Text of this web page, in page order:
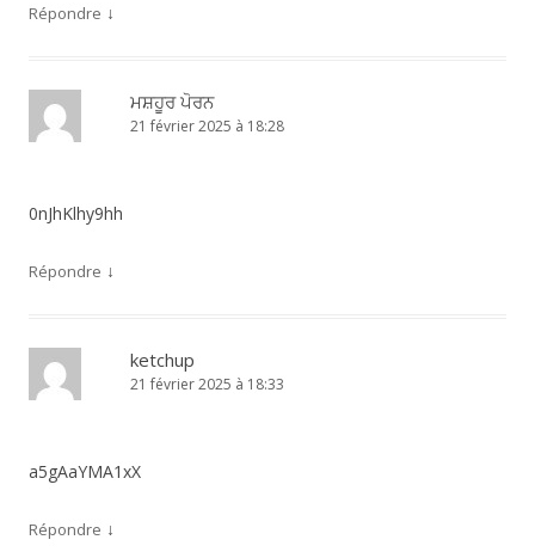
Répondre ↓
ਮਸ਼ਹੂਰ ਪੋਰਨ
21 février 2025 à 18:28
0nJhKlhy9hh
Répondre ↓
ketchup
21 février 2025 à 18:33
a5gAaYMA1xX
Répondre ↓